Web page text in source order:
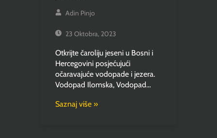
Adin Pinjo
23 Oktobra, 2023
Otkrijte čaroliju jeseni u Bosni i
Hercegovini posjećujući
očaravajuće vodopade i jezera.
Vodopad Ilomska, Vodopad…
Saznaj više »